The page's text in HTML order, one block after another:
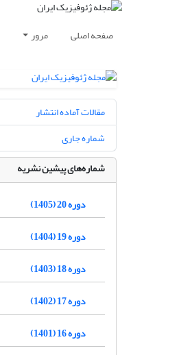
صفحه اصلی مرور
مقالات آماده انتشار
شماره جاری
شماره‌های پیشین نشریه
دوره 20 (1405)
دوره 19 (1404)
دوره 18 (1403)
دوره 17 (1402)
دوره 16 (1401)